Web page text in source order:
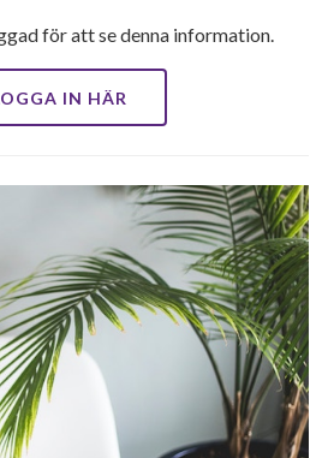
för att se denna information.
IN HÄR